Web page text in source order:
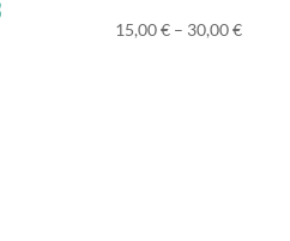
15,00€ – 30,00€